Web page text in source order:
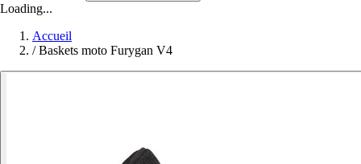
Loading...
Accueil
/ Baskets moto Furygan V4